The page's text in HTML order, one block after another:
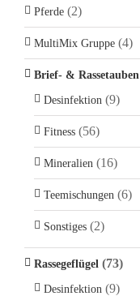
Pferde (2)
MultiMix Gruppe (4)
Brief- & Rassetauben
Desinfektion (9)
Fitness (56)
Mineralien (16)
Teemischungen (6)
Sonstiges (2)
Rassegeflügel (73)
Desinfektion (9)